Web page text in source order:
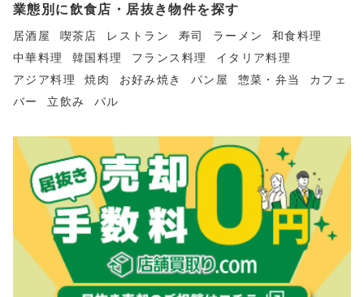
業態別に飲食店・居抜き物件を探す
居酒屋 喫茶店 レストラン 寿司 ラーメン
和食料理
中華料理
韓国料理 フランス料理
イタリア料理
アジア料理
焼肉 お好み焼き パン屋 惣菜・弁当
カフェ
バー
立飲み バル